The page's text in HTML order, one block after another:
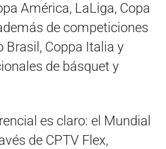
América, LaLiga, Copa
de competiciones
Brasil, Coppa Italia y
de básquet y
es claro: el Mundial
de CPTV Flex,